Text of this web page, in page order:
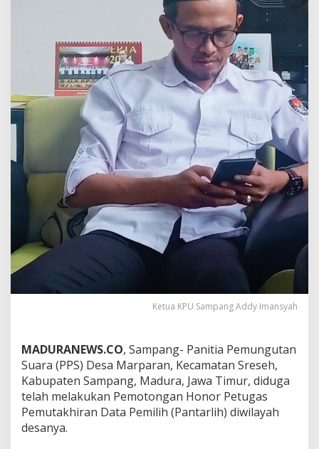
Ketua KPU Sampang Addy Imansyah
MADURANEWS.CO, Sampang- Panitia Pemungutan
Suara (PPS) Desa Marparan, Kecamatan Sreseh,
Kabupaten Sampang, Madura, Jawa Timur, diduga
telah melakukan Pemotongan Honor Petugas
Pemutakhiran Data Pemilih (Pantarlih) diwilayah
desanya.